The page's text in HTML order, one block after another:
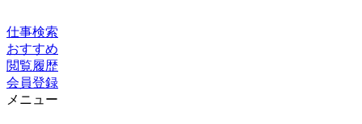
仕事検索
おすすめ
閲覧履歴
会員登録
メニュー